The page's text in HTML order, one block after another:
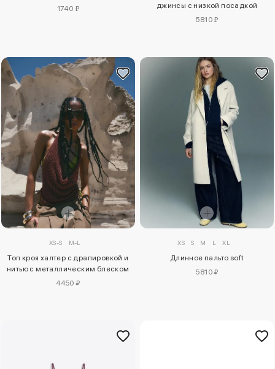
1740 ₽
джинсы с низкой посадкой
5810 ₽
XS-S M-L
Топ кроя халтер с драпировкой и
нитью с металлическим блеском
4450 ₽
XS S M L XL
Длинное пальто soft
5810 ₽